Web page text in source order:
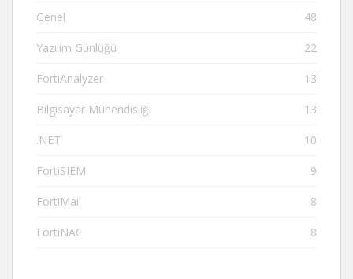
Genel 48
Yazılım Günlüğü 22
FortiAnalyzer 13
Bilgisayar Mühendisliği 13
.NET 10
FortiSIEM 9
FortiMail 8
FortiNAC 8